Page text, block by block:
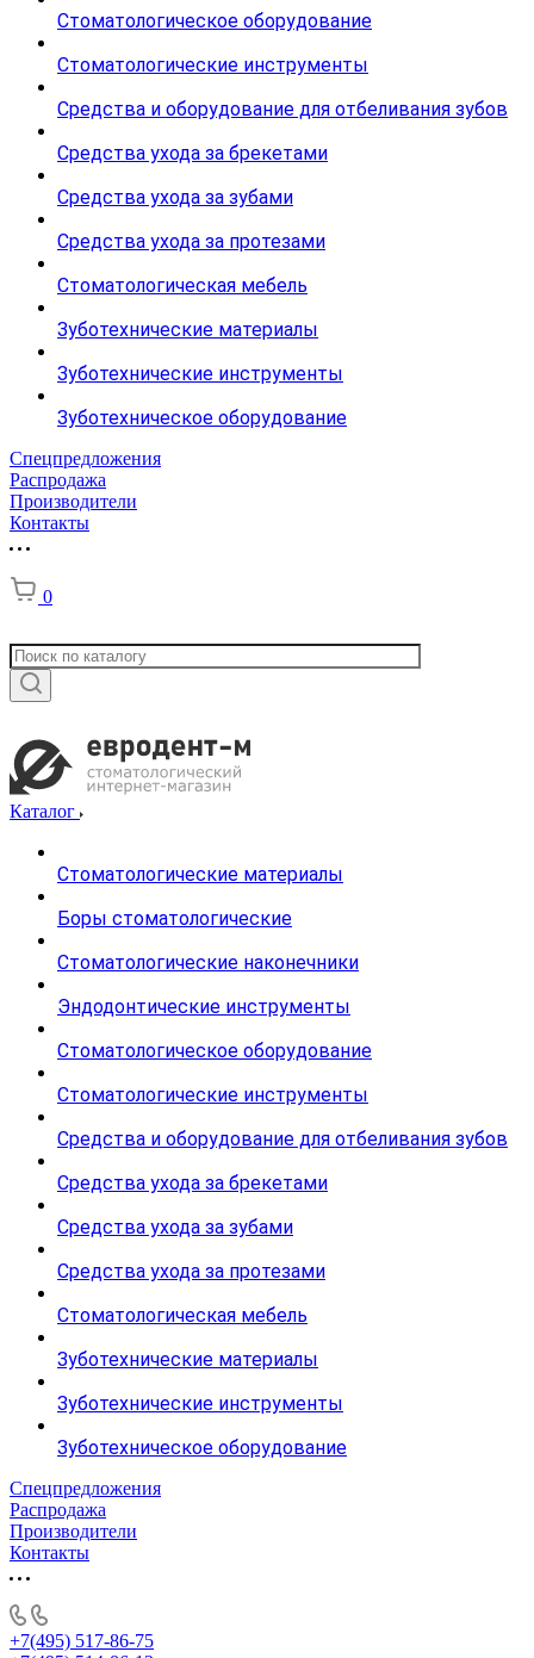
Стоматологическое оборудование
Стоматологические инструменты
Средства и оборудование для отбеливания зубов
Средства ухода за брекетами
Средства ухода за зубами
Средства ухода за протезами
Стоматологическая мебель
Зуботехнические материалы
Зуботехнические инструменты
Зуботехническое оборудование
Спецпредложения
Распродажа
Производители
Контакты
0
Каталог
Стоматологические материалы
Боры стоматологические
Стоматологические наконечники
Эндодонтические инструменты
Стоматологическое оборудование
Стоматологические инструменты
Средства и оборудование для отбеливания зубов
Средства ухода за брекетами
Средства ухода за зубами
Средства ухода за протезами
Стоматологическая мебель
Зуботехнические материалы
Зуботехнические инструменты
Зуботехническое оборудование
Спецпредложения
Распродажа
Производители
Контакты
+7(495) 517-86-75